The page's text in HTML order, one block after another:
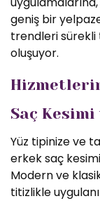
geniş bir
trendleri
oluşuyor.
Saç
Yüz tipinize ve
erkek saç
Modern ve
titizlikle